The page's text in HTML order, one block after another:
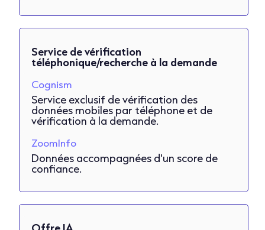
Service de vérification
téléphonique/recherche à la demande
Cognism
Service exclusif de vérification des
données mobiles par téléphone et de
vérification à la demande.
ZoomInfo
Données accompagnées d'un score de
confiance.